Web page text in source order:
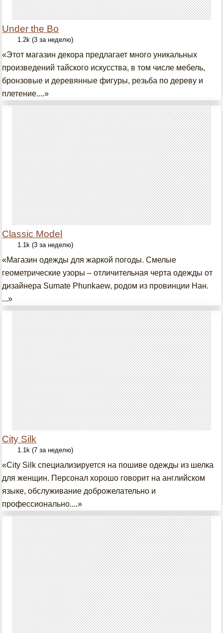
Under the Bo
1.2k (3 за неделю)
«Этот магазин декора предлагает много уникальных
произведений тайского искусства, в том числе мебель,
бронзовые и деревянные фигуры, резьба по дереву и
плетение....»
Classic Model
1.1k (3 за неделю)
«Магазин одежды для жаркой погоды. Смелые
геометрические узоры – отличительная черта одежды от
дизайнера Sumate Phunkaew, родом из провинции Нан.
...»
City Silk
1.1k (7 за неделю)
«City Silk специализируется на пошиве одежды из шелка
для женщин. Персонал хорошо говорит на английском
языке, обслуживание доброжелательно и
профессионально....»